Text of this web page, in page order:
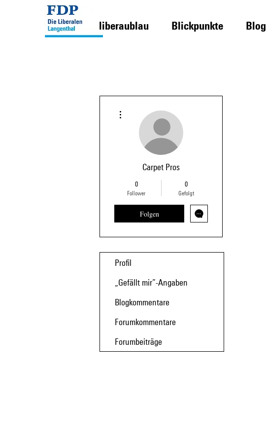
liberaublau Blickpunkte Blog
Carpet Pros
0
Follower
0
Gefolgt
Folgen
Profil
„Gefällt mir”-Angaben
Blogkommentare
Forumkommentare
Forumbeiträge